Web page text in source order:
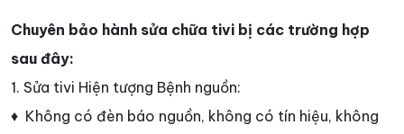
Chuyên bảo hành sửa chữa tivi bị các trường hợp
sau đây:
1. Sửa tivi Hiện tượng Bệnh nguồn:
♦ Không có đèn báo nguồn, không có tín hiệu, không